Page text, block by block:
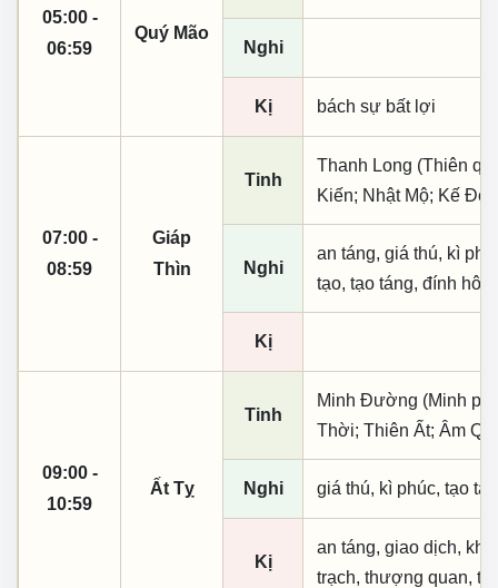
05:00 -
06:59
Quý Mão
Nghi
Kị bách sự bất lợi
07:00 -
08:59
Giáp
Thìn
Tinh
Thanh Long (Thiên
Kiến; Nhật Mộ; Kế
Nghi
an táng, giá thú, kì
tạo, tạo táng, đính hôn
Kị
09:00 -
10:59
Ất Tỵ
Tinh
Minh Đường (Minh
Thời; Thiên Ất; Âm
Nghi giá thú, kì phúc, tạo
Kị
an táng, giao dịch,
trạch, thượng quan,